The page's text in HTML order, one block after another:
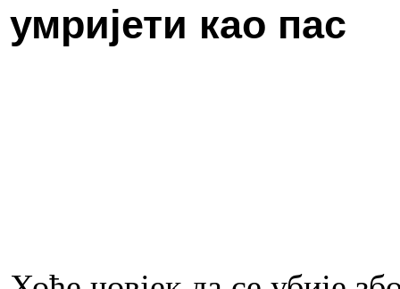
умри­је­ти као пас